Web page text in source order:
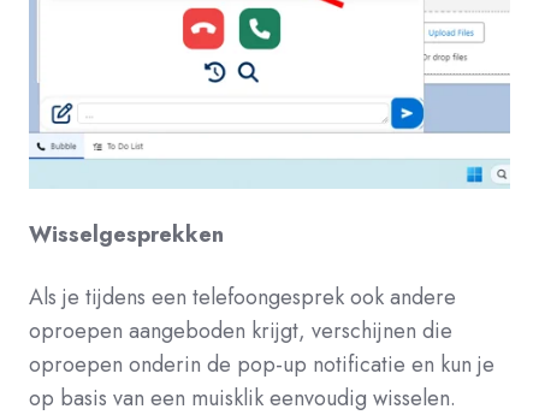
Wisselgesprekken
Als je tijdens een telefoongesprek ook andere
oproepen aangeboden krijgt, verschijnen die
oproepen onderin de pop-up notificatie en kun je
op basis van een muisklik eenvoudig wisselen.